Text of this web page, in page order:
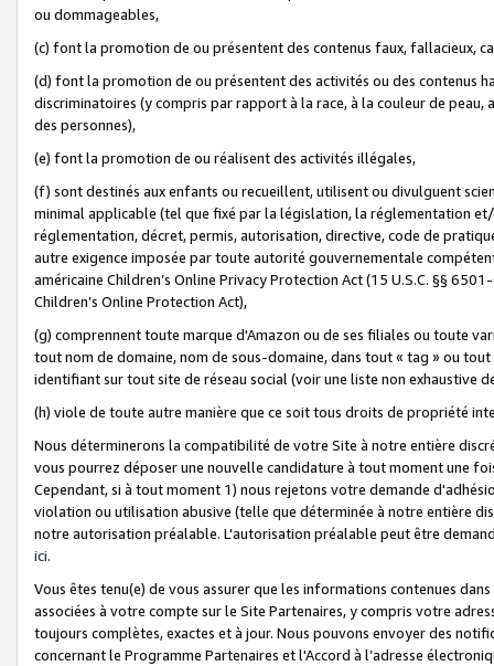
ou dommageables,
(c) font la promotion de ou présentent des contenus faux, fallacieux,
(d) font la promotion de ou présentent des activités ou des contenus
discriminatoires (y compris par rapport à la race, à la couleur de
des personnes),
(e) font la promotion de ou réalisent des activités illégales,
(f) sont destinés aux enfants ou recueillent, utilisent ou divulguent
minimal applicable (tel que fixé par la législation, la réglementation
réglementation, décret, permis, autorisation, directive, code de
autre exigence imposée par toute autorité gouvernementale
américaine Children’s Online Privacy Protection Act (15 U.S.C. §§
Children’s Online Protection Act),
(g) comprennent toute marque d'Amazon ou de ses filiales ou toute
tout nom de domaine, nom de sous-domaine, dans tout « tag » ou
identifiant sur tout site de réseau social (voir une liste non exhaustive
(h) viole de toute autre manière que ce soit tous droits de propriété
Nous déterminerons la compatibilité de votre Site à notre entière
vous pourrez déposer une nouvelle candidature à tout moment une
Cependant, si à tout moment 1) nous rejetons votre demande
violation ou utilisation abusive (telle que déterminée à notre entière
notre autorisation préalable. L'autorisation préalable peut être
ici.
Vous êtes tenu(e) de vous assurer que les informations contenues
associées à votre compte sur le Site Partenaires, y compris votre
toujours complètes, exactes et à jour. Nous pouvons envoyer des
concernant le Programme Partenaires et l'Accord à l’adresse